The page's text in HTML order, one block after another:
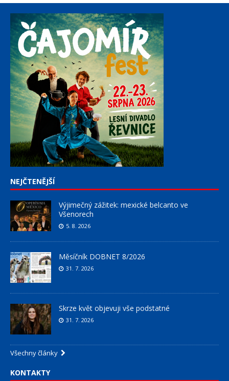
NEJČTENĚJŠÍ
Výjimečný zážitek: mexické belcanto ve
Všenorech
5. 8. 2026
Měsíčník DOBNET 8/2026
31. 7. 2026
Skrze květ objevuji vše podstatné
31. 7. 2026
Všechny články
KONTAKTY